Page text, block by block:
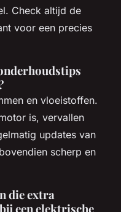
Check altijd de
voor een precies
en vloeistoffen.
is, vervallen
updates van
scherp en
die extra
een elektrische